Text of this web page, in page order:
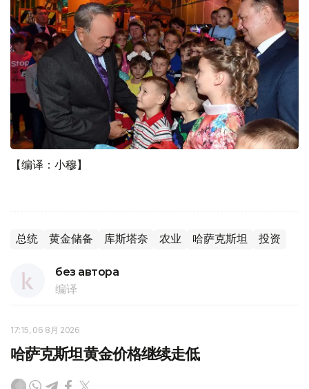
【编译：小穆】
总统 黄金储备 库斯塔奈 农业 哈萨克斯坦 投资
без автора
编译
17:15, 06 8月 2026
哈萨克斯坦黄金价格继续走低